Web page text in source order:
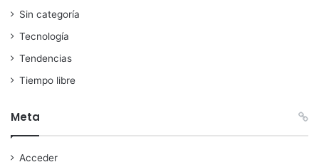
Sin categoría
Tecnología
Tendencias
Tiempo libre
Meta
Acceder